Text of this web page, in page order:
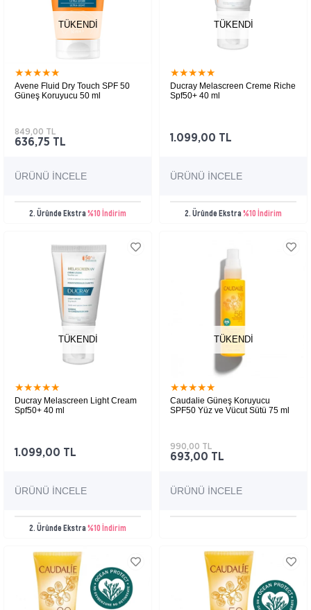
TÜKENDI
★★★★★
Avene Fluid Dry Touch SPF 50
Güneş Koruyucu 50 ml
636,75 TL
849,00 TL
2. Üründe Ekstra%10 İndirim
ÜRÜNÜ İNCELE
TÜKENDI
★★★★★
Ducray Melascreen Creme Riche
Spf50+ 40 ml
1.099,00 TL
2. Üründe Ekstra%10 İndirim
ÜRÜNÜ İNCELE
TÜKENDI
★★★★★
Ducray Melascreen Light Cream
Spf50+ 40 ml
1.099,00 TL
2. Üründe Ekstra%10 İndirim
ÜRÜNÜ İNCELE
TÜKENDI
★★★★★
Caudalie Güneş Koruyucu
SPF50 Yüz ve Vücut Sütü 75 ml
693,00 TL
990,00 TL
ÜRÜNÜ İNCELE